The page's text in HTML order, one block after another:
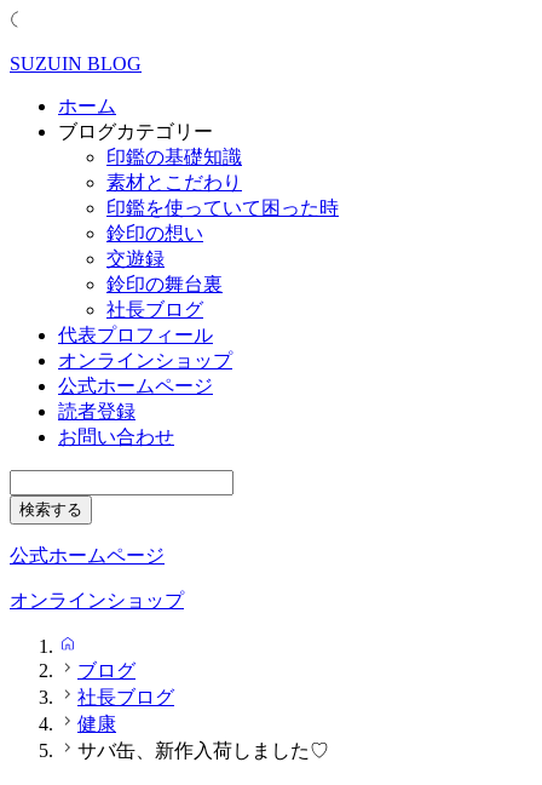
SUZUIN BLOG
ホーム
ブログカテゴリー
印鑑の基礎知識
素材とこだわり
印鑑を使っていて困った時
鈴印の想い
交遊録
鈴印の舞台裏
社長ブログ
代表プロフィール
オンラインショップ
公式ホームページ
読者登録
お問い合わせ
公式ホームページ
オンラインショップ
ブログ
社長ブログ
健康
サバ缶、新作入荷しました♡